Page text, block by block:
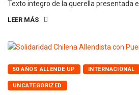
Texto integro de la querella presentada el
LEER MÁS
50 AÑOS ALLENDE UP INTERNACIONAL
UNCATEGORIZED